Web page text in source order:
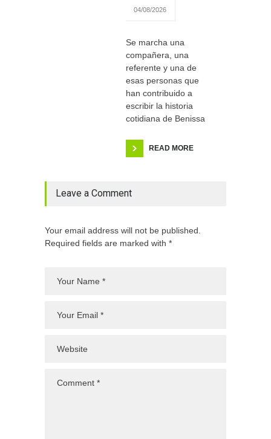
04/08/2026
Se marcha una
compañera, una
referente y una de
esas personas que
han contribuido a
escribir la historia
cotidiana de Benissa
READ MORE
Leave a Comment
Your email address will not be published.
Required fields are marked with *